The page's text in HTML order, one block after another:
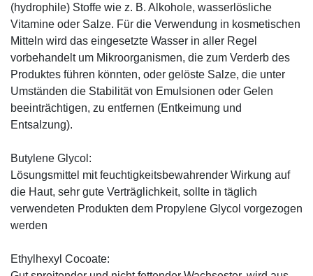
(hydrophile) Stoffe wie z. B. Alkohole, wasserlösliche
Vitamine oder Salze. Für die Verwendung in kosmetischen
Mitteln wird das eingesetzte Wasser in aller Regel
vorbehandelt um Mikroorganismen, die zum Verderb des
Produktes führen könnten, oder gelöste Salze, die unter
Umständen die Stabilität von Emulsionen oder Gelen
beeinträchtigen, zu entfernen (Entkeimung und
Entsalzung).
Butylene Glycol:
Lösungsmittel mit feuchtigkeitsbewahrender Wirkung auf
die Haut, sehr gute Verträglichkeit, sollte in täglich
verwendeten Produkten dem Propylene Glycol vorgezogen
werden
Ethylhexyl Cocoate: